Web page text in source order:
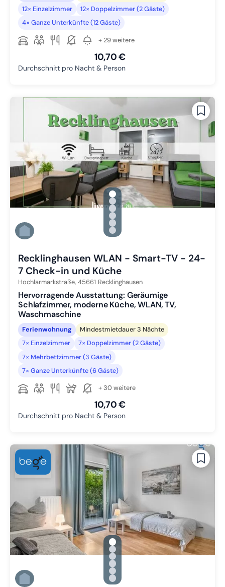
12× Einzelzimmer
12× Doppelzimmer (2 Gäste)
4× Ganze Unterkünfte (12 Gäste)
+ 29 weitere
10,70 €
Durchschnitt pro Nacht & Person
gallery.slide_selector
Zu Slide 1 wechseln
Zu Slide 2 wechseln
Zu Slide 3 wechseln
Zu Slide 4 wechseln
Zu Slide 5 wechseln
Zu Slide 6 wechseln
Recklinghausen WLAN - Smart-TV - 24-
7 Check-in und Küche
Hochlarmarkstraße, 45661 Recklinghausen
Hervorragende Ausstattung: Geräumige
Schlafzimmer, moderne Küche, WLAN, TV,
Waschmaschine
Ferienwohnung
Mindestmietdauer 3 Nächte
7× Einzelzimmer
7× Doppelzimmer (2 Gäste)
7× Mehrbettzimmer (3 Gäste)
7× Ganze Unterkünfte (6 Gäste)
+ 30 weitere
10,70 €
Durchschnitt pro Nacht & Person
gallery.slide_selector
Zu Slide 1 wechseln
Zu Slide 2 wechseln
Zu Slide 3 wechseln
Zu Slide 4 wechseln
Zu Slide 5 wechseln